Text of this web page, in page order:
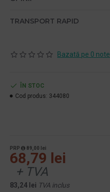
TRANSPORT RAPID
Bazată pe 0 note.
PRP 89,00 lei
68,79 lei
+ TVA
83,24 lei TVA inclus
ÎN STOC
Cod produs: 344080